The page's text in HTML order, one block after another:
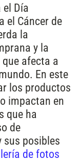
Día
el Cáncer de
la
y la
afecta a
En este
los productos
impactan en
que ha
de
posibles
de fotos